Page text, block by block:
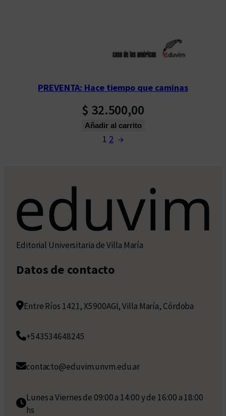
PREVENTA: Hace tiempo que caminas
$ 32.500,00
Añadir al carrito
1 2 →
Editorial Universitaria de Villa María
Datos de contacto
Entre Ríos 1421, X5900AGI, Villa María, Córdoba
+543534648245
contacto@eduvim.unvm.edu.ar
Lunes a Viernes de 09:00 a 14:00 y de 16:00 a 18:00
hs